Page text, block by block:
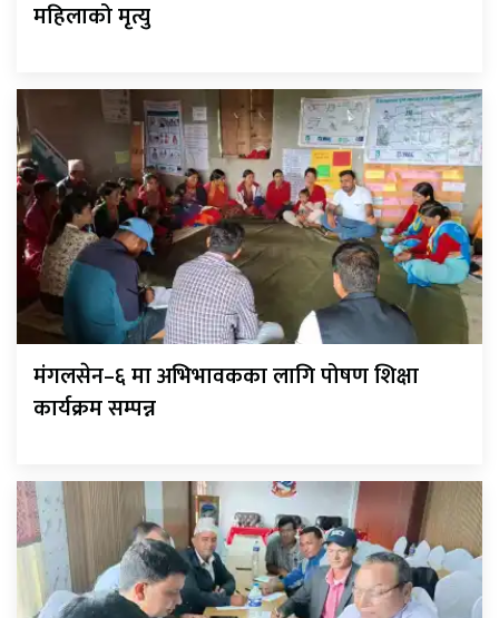
महिलाको मृत्यु
मंगलसेन–६ मा अभिभावकका लागि पोषण शिक्षा
कार्यक्रम सम्पन्न